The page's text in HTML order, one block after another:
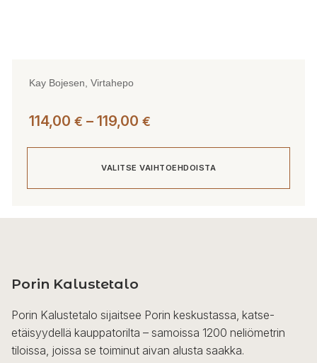
Kay Bojesen, Virtahepo
114,00 € – 119,00 €
119,00 €
VALITSE VAIHTOEHDOISTA
muunnelma.
tehdä
valinnat
tuotteen
Porin Kalustetalo
Porin Kalustetalo sijaitsee Porin keskustassa, katse-
etäisyydellä kauppatorilta – samoissa 1200 neliömetrin
tiloissa, joissa se toiminut aivan alusta saakka.